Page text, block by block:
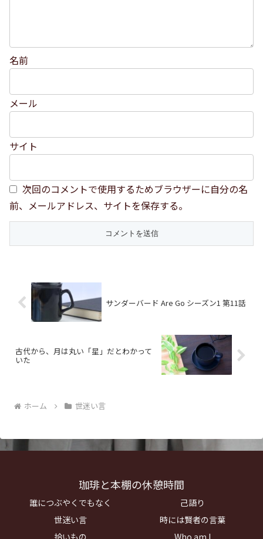
名前
メール
サイト
次回のコメントで使用するためブラウザーに自分の名
前、メールアドレス、サイトを保存する。
サンダーバード Are Go シーズン1 第11話
古代から、月は丸い「星」だとわかって
いた
ホーム 世迷い言
珈琲と本棚の休憩時間
誰につぶやくでもなく
己語り
世迷い言
時には賢者の言葉
拾いもの
Who am I